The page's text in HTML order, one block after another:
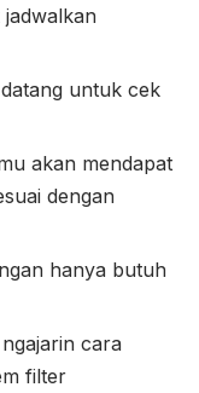
untuk cek
akan mendapat
dengan
hanya butuh
cara
filter